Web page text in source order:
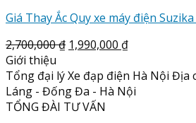
Giá Thay Ắc Quy xe máy điện
2,700,000₫ 1,990,000 ₫
Giới thiệu
Tổng đại lý Xe đạp điện Hà Nội Địa
Láng - Đống Đa - Hà Nội
TỔNG ĐÀI TƯ VẤN